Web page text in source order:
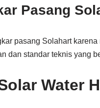
Pasang
pasang Solahart
dan standar teknis yang
Water